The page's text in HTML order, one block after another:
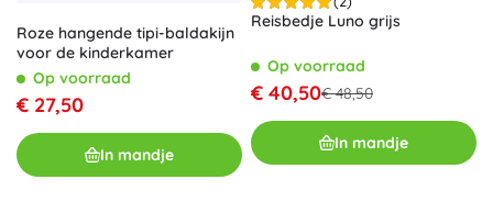
Roze hangende tipi-baldakijn
voor de kinderkamer
Op voorraad
€ 27,50
In mandje
Reisbedje Luno grijs
Op voorraad
€ 40,50€ 48,50
In mandje